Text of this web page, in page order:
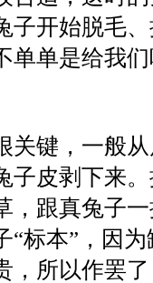
子开始脱毛
单单是给我
关键，一般
子皮剥下来
，跟真兔子
“标本”，因
，所以作罢